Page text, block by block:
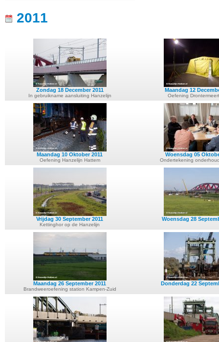
2011
Zondag 18 December 2011
In gebruikname aansluiting Hanzelijn
Maandag 12
Oefening
Maandag 10 Oktober 2011
Oefening Hanzelijn Hattem
Woensdag 05
Ondertekening
Vrijdag 30 September 2011
Kettinghor op de Hanzelijn
Woensdag 28
Maandag 26 September 2011
Brandweeroefening station Kampen-Zuid
Donderdag 22